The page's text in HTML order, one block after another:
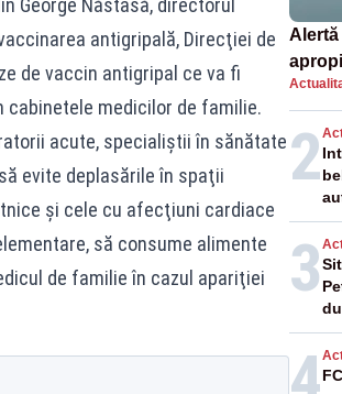
George Năstasă, directorul
antigripală, Direcţiei de
de vaccin antigripal ce va fi
medicilor de familie.
acute, specialiştii în sănătate
evite deplasările în spaţii
şi cele cu afecţiuni cardiace
să consume alimente
de familie în cazul apariţiei
Alertă
de la
2
3